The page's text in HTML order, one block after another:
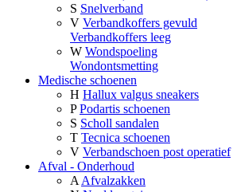
S Snelverband
V Verbandkoffers gevuld
Verbandkoffers leeg
W Wondspoeling
Wondontsmetting
Medische schoenen
H Hallux valgus sneakers
P Podartis schoenen
S Scholl sandalen
T Tecnica schoenen
V Verbandschoen post operatief
Afval - Onderhoud
A Afvalzakken